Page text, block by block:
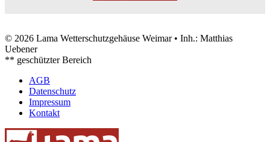
© 2026 Lama Wetterschutzgehäuse Weimar • Inh.: Matthias
Uebener
** geschützter Bereich
AGB
Datenschutz
Impressum
Kontakt